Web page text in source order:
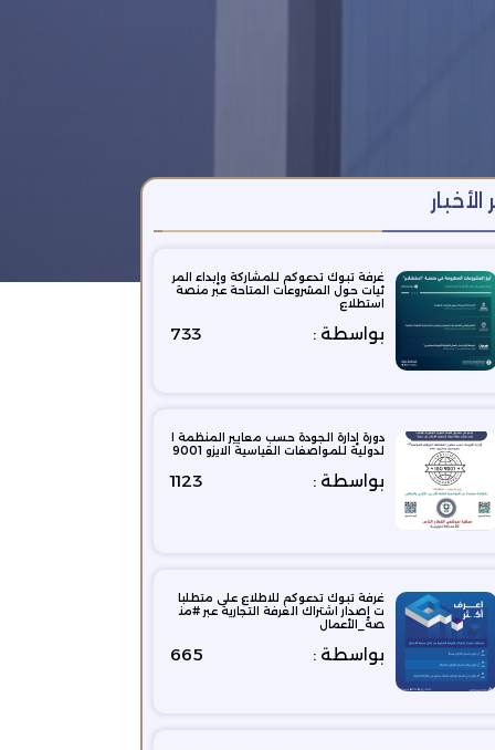
الأخبار
غرفة تبوك تدعوكم للمشاركة وإبداء المر
ئيات حول المشروعات المتاحة عبر منصة
استطلاع
بواسطة : 733
دورة إدارة الجودة حسب معايير المنظمة ا
لدولية للمواصفات القياسية الايزو 9001
بواسطة : 1123
غرفة تبوك تدعوكم للاطلاع على متطلبا
ت إصدار اشتراك الغرفة التجارية عبر #من
صة_الأعمال
بواسطة : 665